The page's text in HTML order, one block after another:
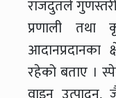
राजदुतले
प्रणाली तथा
आदानप्रदानका
रहेको बताए ।